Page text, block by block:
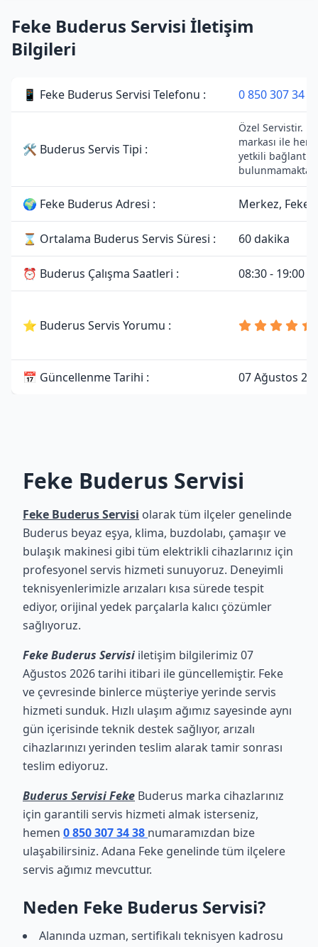
Feke Buderus Servisi İletişim
Bilgileri
📱 Feke Buderus Servisi Telefonu : 0 850 307 34
🛠 Buderus Servis Tipi :
Özel Servistir.
markası ile
yetkili bağlantısı
🌍 Feke Buderus Adresi : Merkez, Feke/
⌛ Ortalama Buderus Servis Süresi : 60 dakika
⏰ Buderus Çalışma Saatleri : 08:30 - 19:00
⭐ Buderus Servis Yorumu :
📅 Güncellenme Tarihi : 07 Ağustos
Feke Buderus Servisi
Feke Buderus Servisi olarak tüm ilçeler genelinde
Buderus beyaz eşya, klima, buzdolabı, çamaşır ve
bulaşık makinesi gibi tüm elektrikli cihazlarınız için
profesyonel servis hizmeti sunuyoruz. Deneyimli
teknisyenlerimizle arızaları kısa sürede tespit
ediyor, orijinal yedek parçalarla kalıcı çözümler
sağlıyoruz.
Feke Buderus Servisi iletişim bilgilerimiz 07
Ağustos 2026 tarihi itibari ile güncellemiştir. Feke
ve çevresinde binlerce müşteriye yerinde servis
hizmeti sunduk. Hızlı ulaşım ağımız sayesinde aynı
gün içerisinde teknik destek sağlıyor, arızalı
cihazlarınızı yerinden teslim alarak tamir sonrası
teslim ediyoruz.
Buderus Servisi Feke Buderus marka cihazlarınız
için garantili servis hizmeti almak isterseniz,
hemen 0 850 307 34 38 numaramızdan bize
ulaşabilirsiniz. Adana Feke genelinde tüm ilçelere
servis ağımız mevcuttur.
Neden Feke Buderus Servisi?
Alanında uzman, sertifikalı teknisyen kadrosu